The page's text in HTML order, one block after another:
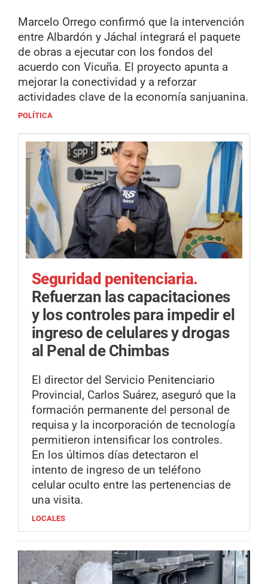
Marcelo Orrego confirmó que la intervención
entre Albardón y Jáchal integrará el paquete
de obras a ejecutar con los fondos del
acuerdo con Vicuña. El proyecto apunta a
mejorar la conectividad y a reforzar
actividades clave de la economía sanjuanina.
POLÍTICA
Seguridad penitenciaria.
Refuerzan las capacitaciones
y los controles para impedir el
ingreso de celulares y drogas
al Penal de Chimbas
El director del Servicio Penitenciario
Provincial, Carlos Suárez, aseguró que la
formación permanente del personal de
requisa y la incorporación de tecnología
permitieron intensificar los controles.
En los últimos días detectaron el
intento de ingreso de un teléfono
celular oculto entre las pertenencias de
una visita.
LOCALES